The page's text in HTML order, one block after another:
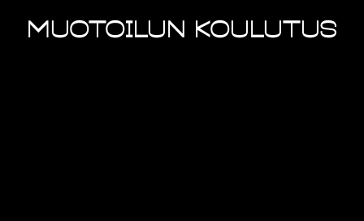
Muotoilun koulutus